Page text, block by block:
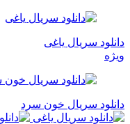
دانلود سریال یاغی
ویژه
دانلود سریال خون سرد